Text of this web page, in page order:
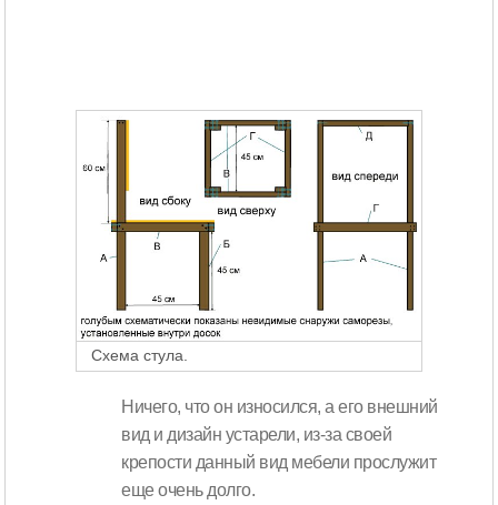
Схема стула.
Ничего, что он износился, а его внешний
вид и дизайн устарели, из-за своей
крепости данный вид мебели прослужит
еще очень долго.